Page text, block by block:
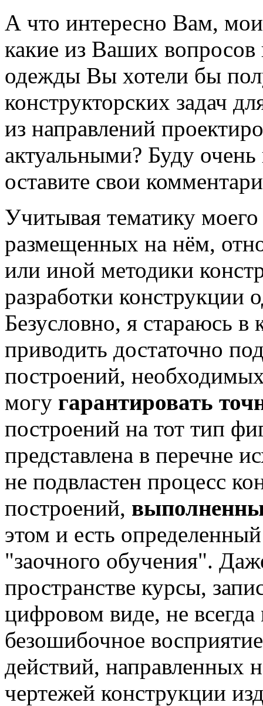
А что интересно Вам,
какие из Ваших вопросов
одежды Вы хотели бы
конструкторских задач
из направлений
актуальными? Буду
оставите свои
Учитывая тематику
размещенных на нём,
или иной методики
разработки конструкции
Безусловно, я стараюсь
приводить достаточно
построений,
могу гарантировать
построений на тот тип
представлена в перечне
не подвластен процесс
построений,
этом и есть
"заочного обучения".
пространстве курсы,
цифровом виде, не всегда
безошибочное
действий, направленных
чертежей конструкции